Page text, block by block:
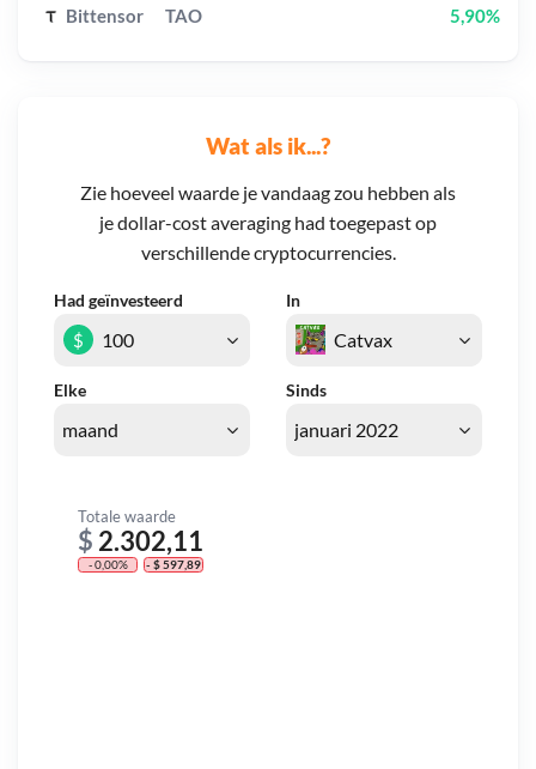
Wat als ik...?
Zie hoeveel waarde je vandaag zou hebben als
je dollar-cost averaging had toegepast op
verschillende cryptocurrencies.
Had geïnvesteerd In
Elke Sinds
$
Totale waarde
$ 2.302,11
- 0,00% - $ 597,89
Bittensor TAO 5,90%